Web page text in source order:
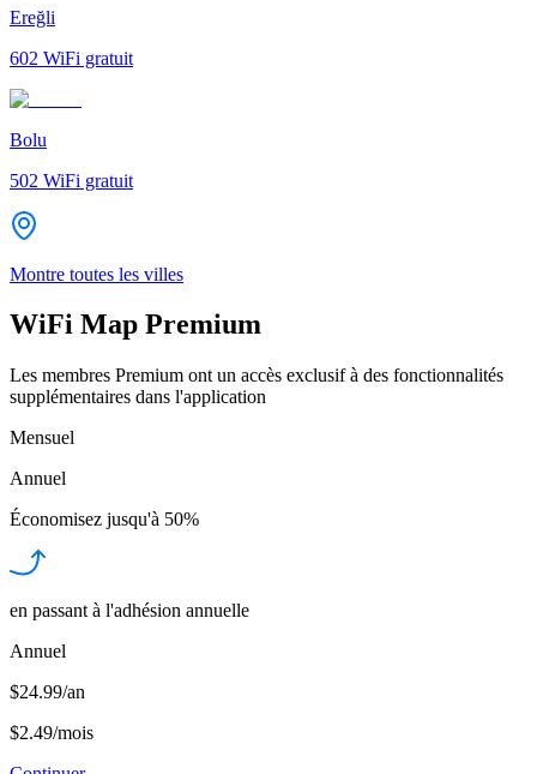
Ereğli
602 WiFi gratuit
Bolu
502 WiFi gratuit
Montre toutes les villes
WiFi Map Premium
Les membres Premium ont un accès exclusif à des fonctionnalités
supplémentaires dans l'application
Mensuel
Annuel
Économisez jusqu'à 50%
en passant à l'adhésion annuelle
Annuel
$24.99/an
$2.49/mois